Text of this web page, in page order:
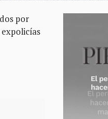
por
expolicías